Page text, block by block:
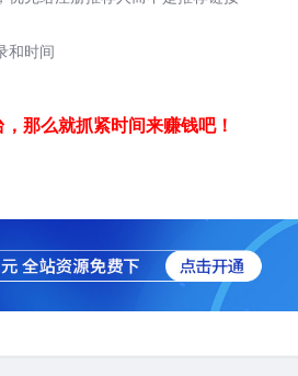
和时间
那么就抓紧时间来赚钱吧！